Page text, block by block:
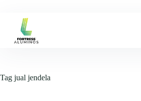
content
Tag jual jendela